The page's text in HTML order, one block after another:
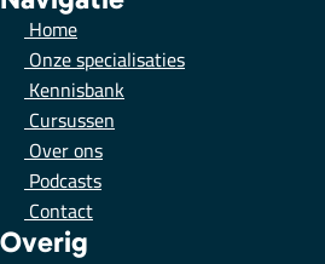
Home
Onze specialisaties
Kennisbank
Cursussen
Over ons
Podcasts
Contact
Overig